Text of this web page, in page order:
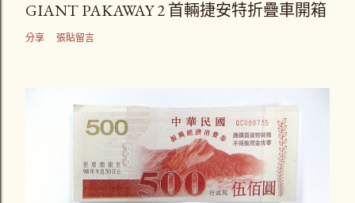
GIANT PAKAWAY 2 首輛捷安特折疊車開箱
分享 張貼留言